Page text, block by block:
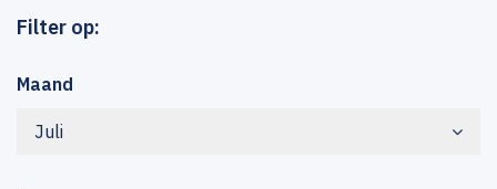
Filter op:
Maand
Juli